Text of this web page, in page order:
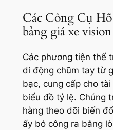
Các Công Cụ
bảng giá xe
Các phương tiện thể
di động chũm tay từ
bạc, cung cấp cho
biểu đồ tỷ lệ. Chúng
hàng theo dõi biến
ấy bỏ công ra bằng